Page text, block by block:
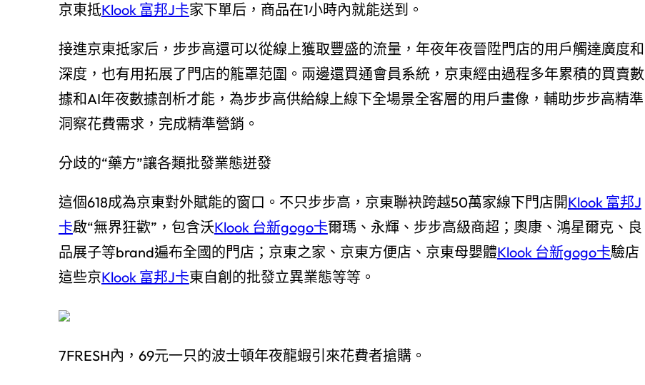
京東抵Klook 富邦J卡家下單后，商品在1小時內就能送到。
接進京東抵家后，步步高還可以從線上獲取豐盛的流量，年夜年夜晉陞門店的用戶觸達廣度和
深度，也有用拓展了門店的籠罩范圍。兩邊還買通會員系統，京東經由過程多年累積的買賣數
據和AI年夜數據剖析才能，為步步高供給線上線下全場景全客層的用戶畫像，輔助步步高精準
洞察花費需求，完成精準營銷。
分歧的“藥方”讓各類批發業態迸發
這個618成為京東對外賦能的窗口。不只步步高，京東聯袂跨越50萬家線下門店開Klook 富邦J
卡啟“無界狂歡”，包含沃Klook 台新gogo卡爾瑪、永輝、步步高級商超；奧康、鴻星爾克、良
品展子等brand遍布全國的門店；京東之家、京東方便店、京東母嬰體Klook 台新gogo卡驗店
這些京Klook 富邦J卡東自創的批發立異業態等等。
7FRESH內，69元一只的波士頓年夜龍蝦引來花費者搶購。